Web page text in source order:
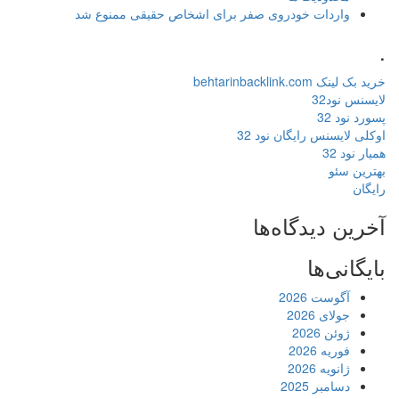
واردات خودروی صفر برای اشخاص حقیقی ممنوع شد
خرید بک لینک behtarinbacklink.com
لایسنس نود32
پسورد نود 32
اوکلی لایسنس رایگان نود 32
همیار نود 32
بهترین سئو
رایگان
آخرین دیدگاه‌ها
بایگانی‌ها
آگوست 2026
جولای 2026
ژوئن 2026
فوریه 2026
ژانویه 2026
دسامبر 2025